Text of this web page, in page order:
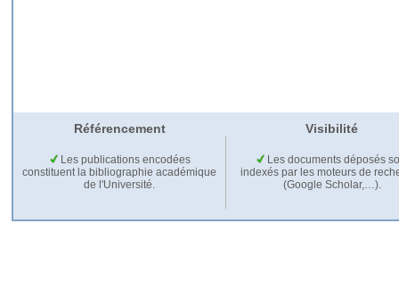
Référencement Visibilité
Les publications encodées
constituent la bibliographie académique
de l'Université.
Les documents déposés
indexés par les moteurs de
(Google Scholar,…).